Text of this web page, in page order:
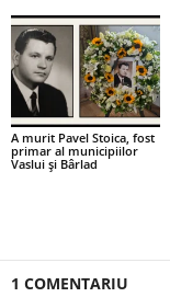
A murit Pavel Stoica, fost
primar al municipiilor
Vaslui și Bârlad
1 COMENTARIU